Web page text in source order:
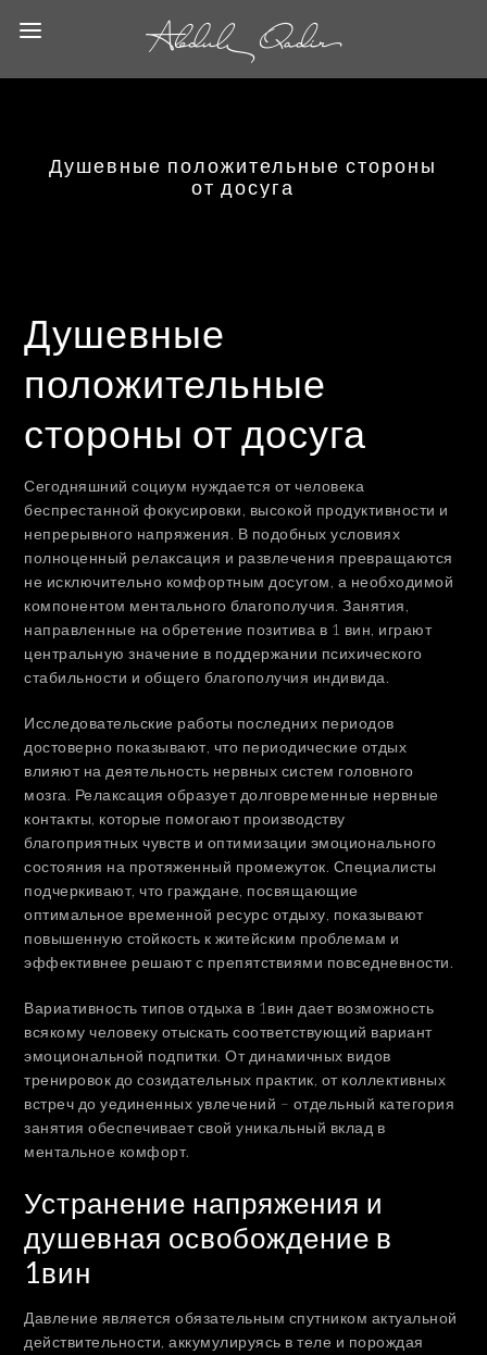
Душевные положительные стороны
от досуга
Душевные
положительные
стороны от досуга
Сегодняшний социум нуждается от человека
беспрестанной фокусировки, высокой продуктивности и
непрерывного напряжения. В подобных условиях
полноценный релаксация и развлечения превращаются
не исключительно комфортным досугом, а необходимой
компонентом ментального благополучия. Занятия,
направленные на обретение позитива в 1 вин, играют
центральную значение в поддержании психического
стабильности и общего благополучия индивида.
Исследовательские работы последних периодов
достоверно показывают, что периодические отдых
влияют на деятельность нервных систем головного
мозга. Релаксация образует долговременные нервные
контакты, которые помогают производству
благоприятных чувств и оптимизации эмоционального
состояния на протяженный промежуток. Специалисты
подчеркивают, что граждане, посвящающие
оптимальное временной ресурс отдыху, показывают
повышенную стойкость к житейским проблемам и
эффективнее решают с препятствиями повседневности.
Вариативность типов отдыха в 1вин дает возможность
всякому человеку отыскать соответствующий вариант
эмоциональной подпитки. От динамичных видов
тренировок до созидательных практик, от коллективных
встреч до уединенных увлечений – отдельный категория
занятия обеспечивает свой уникальный вклад в
ментальное комфорт.
Устранение напряжения и
душевная освобождение в
1вин
Давление является обязательным спутником актуальной
действительности, аккумулируясь в теле и порождая